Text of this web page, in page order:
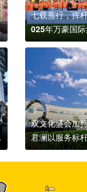
向未来----
七载善行，挥
025年万豪国
区高尔夫慈善
双文化盛会加
君澜以服务标
品牌实力